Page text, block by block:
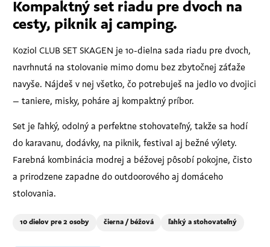
Kompaktný set riadu pre dvoch na
cesty, piknik aj camping.
Koziol CLUB SET SKAGEN je 10-dielna sada riadu pre dvoch,
navrhnutá na stolovanie mimo domu bez zbytočnej záťaže
navyše. Nájdeš v nej všetko, čo potrebuješ na jedlo vo dvojici
– taniere, misky, poháre aj kompaktný príbor.
Set je ľahký, odolný a perfektne stohovateľný, takže sa hodí
do karavanu, dodávky, na piknik, festival aj bežné výlety.
Farebná kombinácia modrej a béžovej pôsobí pokojne, čisto
a prirodzene zapadne do outdoorového aj domáceho
stolovania.
10 dielov pre 2 osoby čierna / béžová ľahký a stohovateľný